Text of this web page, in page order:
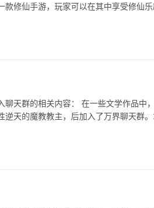
款修仙手游，玩家可以在其中享受修仙
聊天群的相关内容： 在一些文学作品中
天的魔教教主，后加入了万界聊天群。